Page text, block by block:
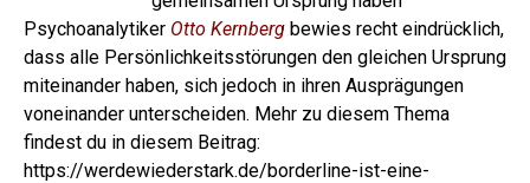
Psychoanalytiker Otto Kernberg bewies recht eindrücklich,
dass alle Persönlichkeitsstörungen den gleichen Ursprung
miteinander haben, sich jedoch in ihren Ausprägungen
voneinander unterscheiden. Mehr zu diesem Thema
findest du in diesem Beitrag:
https://werdewiederstark.de/borderline-ist-eine-